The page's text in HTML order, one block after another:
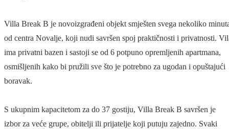
Villa Break B je novoizgrađeni objekt smješten svega nekoliko
od centra Novalje, koji nudi savršen spoj praktičnosti i privatnosti.
ima privatni bazen i sastoji se od 6 potpuno opremljenih apartmana,
osmišljenih kako bi pružili sve što je potrebno za ugodan i opuštajući
boravak.
S ukupnim kapacitetom za do 37 gostiju, Villa Break B savršen je
izbor za veće grupe, obitelji ili prijatelje koji putuju zajedno. Svaki